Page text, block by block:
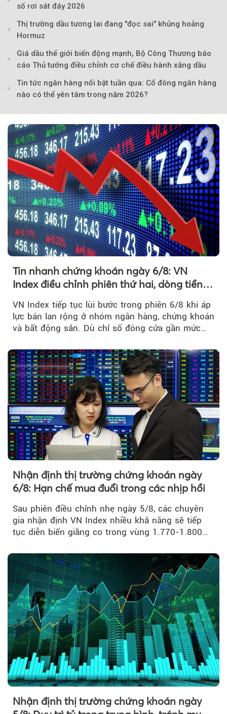
Theo
số rơi sát đáy 2026
Thị trường dầu tương lai đang "đọc sai" khủng hoảng
Hormuz
Giá dầu thế giới biến động mạnh, Bộ Công Thương báo
cáo Thủ tướng điều chỉnh cơ chế điều hành xăng dầu
Tin tức ngân hàng nổi bật tuần qua: Cổ đông ngân hàng
nào có thể yên tâm trong năm 2026?
Tin nhanh chứng khoán ngày 6/8: VN
Index điều chỉnh phiên thứ hai, dòng tiền
VN Index tiếp tục lùi bước trong phiên 6/8 khi áp
lực bán lan rộng ở nhóm ngân hàng, chứng khoán
và bất động sản. Dù chỉ số đóng cửa gần mức
Nhận định thị trường chứng khoán ngày
6/8: Hạn chế mua đuổi trong các nhịp hồi
Sau phiên điều chỉnh nhẹ ngày 5/8, các chuyên
gia nhận định VN Index nhiều khả năng sẽ tiếp
tục diễn biến giằng co trong vùng 1.770-1.800
Nhận định thị trường chứng khoán ngày